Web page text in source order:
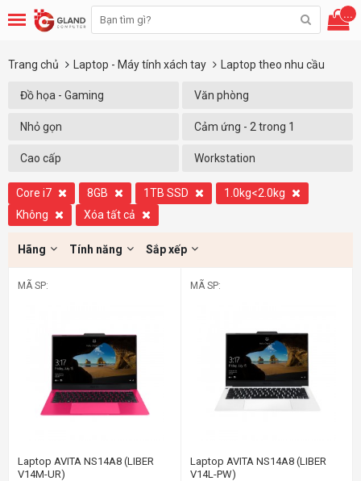
...
Trang chủ Laptop - Máy tính xách tay Laptop theo nhu cầu
Đồ họa - Gaming Văn phòng
Nhỏ gọn Cảm ứng - 2 trong 1
Cao cấp Workstation
Core i7 8GB 1TB SSD
1.0kg<2.0kg
Không
Xóa tất cả
Hãng Tính năng Sắp xếp
MÃ SP:
Laptop AVITA NS14A8 (LIBER
V14M-UR)
MÃ SP:
Laptop AVITA NS14A8 (LIBER
V14L-PW)